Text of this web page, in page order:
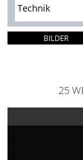
Technik
BILDER
25